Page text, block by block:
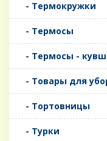
- Термокружки
- Термосы
- Термосы -
- Товары для
- Тортовницы
- Турки